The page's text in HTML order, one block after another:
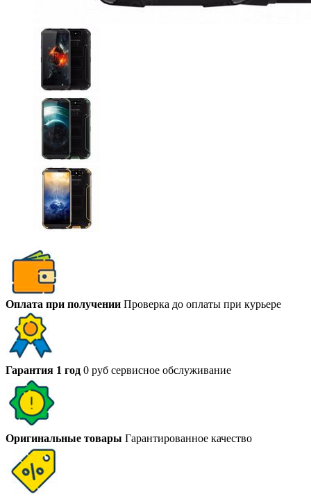
Оплата при получении Проверка до оплаты при курьере
Гарантия 1 год 0 руб сервисное обслуживание
Оригинальные товары Гарантированное качество